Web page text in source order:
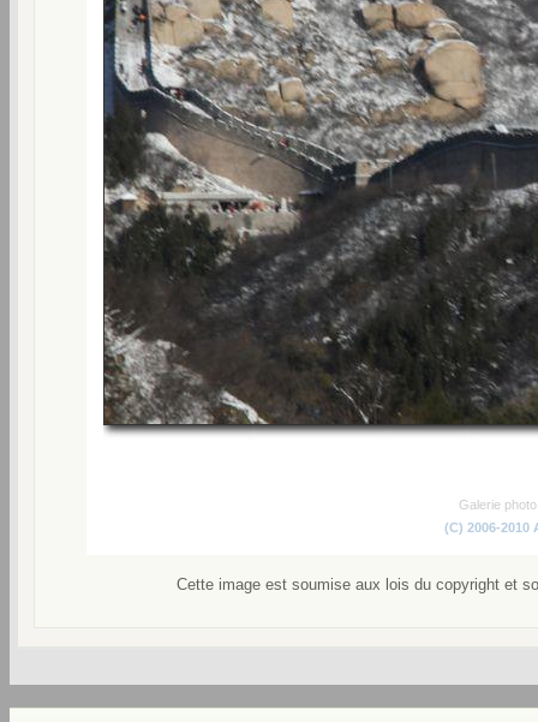
Galerie
(C) 2006-2010
Cette image est soumise aux lois du copyright et